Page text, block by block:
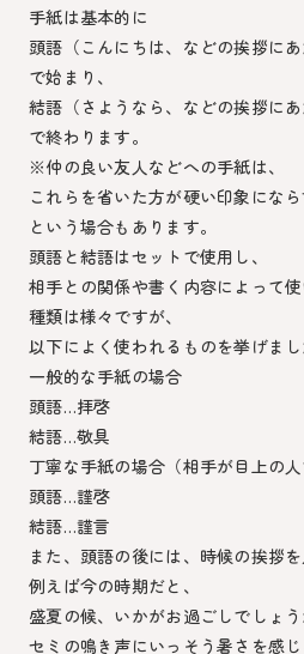
手紙は基本的に
頭語（こんにちは、などの挨拶にあ
で始まり、
結語（さようなら、などの挨拶にあ
で終わります。
※仲の良い友人などへの手紙は、
これらを省いた方が硬い印象になら
という場合もあります。
頭語と結語はセットで使用し、
相手との関係や書く内容によって使
種類は様々ですが、
以下によく使われるものを挙げまし
一般的な手紙の場合
頭語…拝啓
結語…敬具
丁寧な手紙の場合（相手が目上の人
頭語…謹啓
結語…謹言
また、頭語の後には、時候の挨拶を
例えば今の時期だと、
盛夏の候、いかがお過ごしでしょう
セミの鳴き声にいっそう暑さを感じ